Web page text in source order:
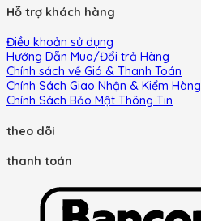
Hỗ trợ khách hàng
Điều khoản sử dụng
Hướng Dẫn Mua/Đổi trả Hàng
Chính sách về Giá & Thanh Toán
Chính Sách Giao Nhận & Kiểm Hàng
Chính Sách Bảo Mật Thông Tin
theo dõi
thanh toán